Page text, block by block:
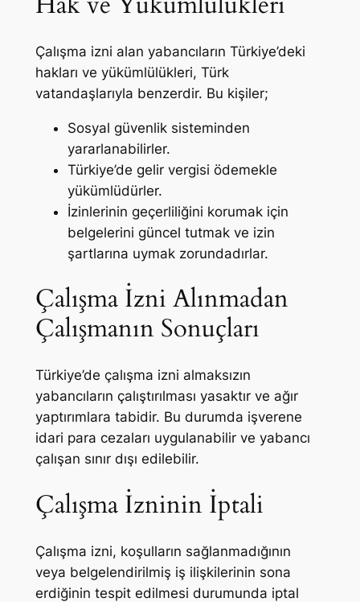
Çalışma izni alan yabancıların Türkiye’deki
hakları ve yükümlülükleri, Türk
vatandaşlarıyla benzerdir. Bu kişiler;
Sosyal güvenlik sisteminden
yararlanabilirler.
Türkiye’de gelir vergisi ödemekle
yükümlüdürler.
İzinlerinin geçerliliğini korumak için
belgelerini güncel tutmak ve izin
şartlarına uymak zorundadırlar.
Çalışma İzni Alınmadan
Çalışmanın Sonuçları
Türkiye’de çalışma izni almaksızın
yabancıların çalıştırılması yasaktır ve ağır
yaptırımlara tabidir. Bu durumda işverene
idari para cezaları uygulanabilir ve yabancı
çalışan sınır dışı edilebilir.
Çalışma İzninin İptali
Çalışma izni, koşulların sağlanmadığının
veya belgelendirilmiş iş ilişkilerinin sona
erdiğinin tespit edilmesi durumunda iptal